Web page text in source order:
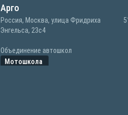
Арго
Россия, Москва, улица Фридриха
Энгельса, 23с4
Объединение автошкол
Мотошкола